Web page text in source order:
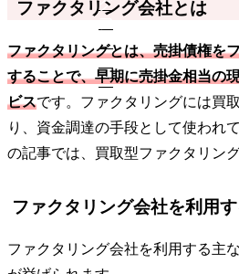
ファクタリング会社とは
ファクタリングとは、売掛債権を
することで、早期に売掛金相当の
ビスです。ファクタリングには買
り、資金調達の手段として使われ
の記事では、買取型ファクタリン
ファクタリング会社を利用
ファクタリング会社を利用する主